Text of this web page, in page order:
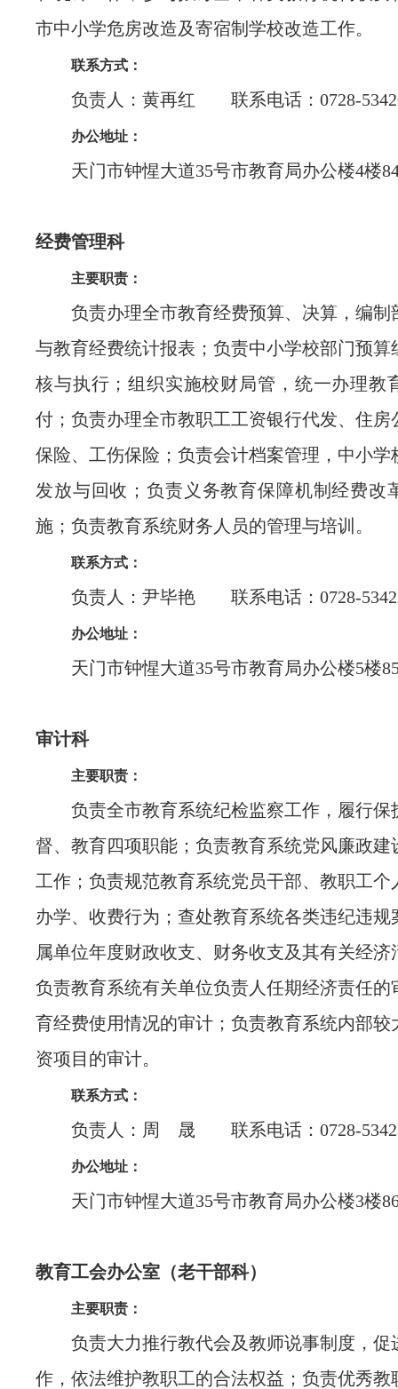
市中小学危房改造及寄宿制学校改造工作。
联系方式：
负责人：黄再红 联系电话：0728-
办公地址：
天门市钟惺大道35号市教育局办公楼4楼
经费管理科
主要职责：
负责办理全市教育经费预算、决算，编制
与教育经费统计报表；负责中小学校部门预算
核与执行；组织实施校财局管，统一办理教
付；负责办理全市教职工工资银行代发、住房
保险、工伤保险；负责会计档案管理，中小学
发放与回收；负责义务教育保障机制经费改
施；负责教育系统财务人员的管理与培训。
联系方式：
负责人：尹毕艳 联系电话：0728-
办公地址：
天门市钟惺大道35号市教育局办公楼5楼
审计科
主要职责：
负责全市教育系统纪检监察工作，履行保
督、教育四项职能；负责教育系统党风廉政建
工作；负责规范教育系统党员干部、教职工个
办学、收费行为；查处教育系统各类违纪违规
属单位年度财政收支、财务收支及其有关经济
负责教育系统有关单位负责人任期经济责任的
育经费使用情况的审计；负责教育系统内部较
资项目的审计。
联系方式：
负责人：周 晟 联系电话：0728-
办公地址：
天门市钟惺大道35号市教育局办公楼3楼
教育工会办公室（老干部科）
主要职责：
负责大力推行教代会及教师说事制度，促
作，依法维护教职工的合法权益；负责优秀教